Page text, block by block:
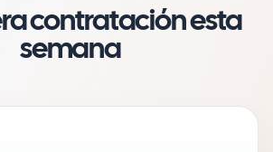
contratación esta
semana